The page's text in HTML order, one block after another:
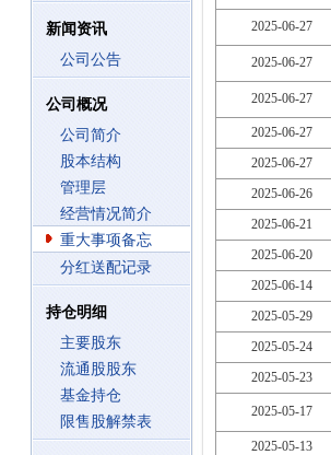
新闻资讯
公司公告
公司概况
公司简介
股本结构
管理层
经营情况简介
重大事项备忘
分红送配记录
持仓明细
主要股东
流通股股东
基金持仓
限售股解禁表
2025-06-27
2025-06-27
2025-06-27
2025-06-27
2025-06-27
2025-06-26
2025-06-21
2025-06-20
2025-06-14
2025-05-29
2025-05-24
2025-05-23
2025-05-17
2025-05-13